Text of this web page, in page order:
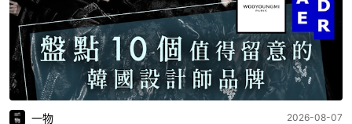
一物 2026-08-07